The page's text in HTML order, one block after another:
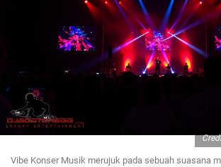
Vibe Konser Musik merujuk pada sebuah suasana